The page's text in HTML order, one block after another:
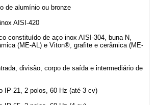
de alumínio ou bronze
AISI-420
constituído de aço inox AISI-304, buna N,
(ME-AL) e Viton®, grafite e cerâmica (ME-
divisão, corpo de saída e intermediário de
IP-21, 2 polos, 60 Hz (até 3 cv)